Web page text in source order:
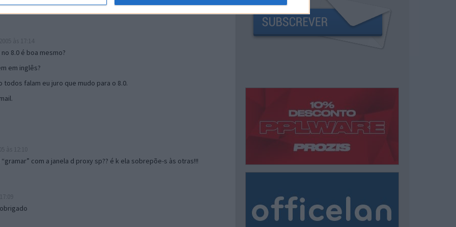
8.0 é boa mesmo?
em inglês?
falam eu juro que mudo para o 8.0.
com a janela d proxy sp?? é k ela sobrepõe-s às otras!!!